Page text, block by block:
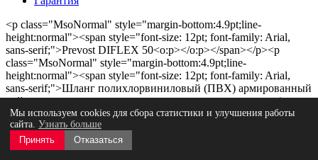
<p class="MsoNormal" style="margin-bottom:4.9pt;line-
height:normal"><span style="font-size: 12pt; font-family: Arial,
sans-serif;">Prevost DIFLEX 50<o:p></o:p></span></p><p
class="MsoNormal" style="margin-bottom:4.9pt;line-
height:normal"><span style="font-size: 12pt; font-family: Arial,
sans-serif;">Шланг полихлорвиниловый (ПВХ) армированный
нейлоном для подачи сжатого воздуха или воды.<o:p></o:p>
</span></p><p class="MsoNormal" style="margin-
bottom:4.9pt;line-height:normal"><span style="font-size: 12pt; font-
family: Arial, sans-serif; border: 1pt none windowtext; padding:
0cm;">Рабочее давление 15 Атм</span><span style="font-size:
Мы используем cookies для сбора статистики и улучшения работы
сайта. Узнать больше
Принять
Отказаться